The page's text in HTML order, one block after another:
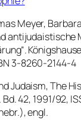
Meyer,
antijudaistische
3-8260-2144-4
Judaism, The
42, 1991/92,
engl.